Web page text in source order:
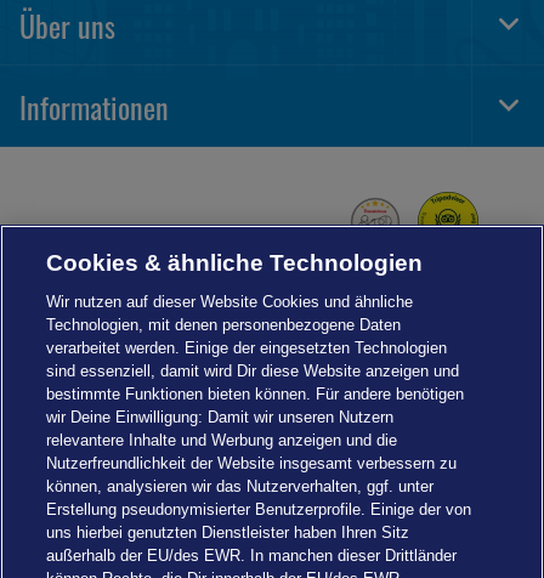
Über uns
Informationen
Cookies & ähnliche Technologien
Wir nutzen auf dieser Website Cookies und ähnliche
Technologien, mit denen personenbezogene Daten
verarbeitet werden. Einige der eingesetzten Technologien
sind essenziell, damit wird Dir diese Website anzeigen und
bestimmte Funktionen bieten können. Für andere benötigen
wir Deine Einwilligung: Damit wir unseren Nutzern
relevantere Inhalte und Werbung anzeigen und die
Nutzerfreundlichkeit der Website insgesamt verbessern zu
können, analysieren wir das Nutzerverhalten, ggf. unter
Erstellung pseudonymisierter Benutzerprofile. Einige der von
uns hierbei genutzten Dienstleister haben Ihren Sitz
außerhalb der EU/des EWR. In manchen dieser Drittländer